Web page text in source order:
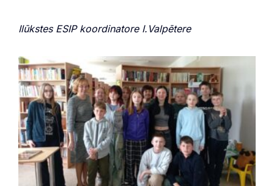
Ilūkstes ESIP koordinatore I.Valpētere